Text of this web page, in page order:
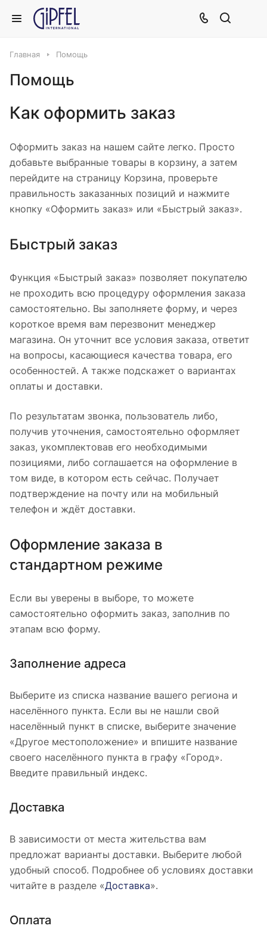
Главная Помощь
Помощь
Как оформить заказ
Оформить заказ на нашем сайте легко. Просто
добавьте выбранные товары в корзину, а затем
перейдите на страницу Корзина, проверьте
правильность заказанных позиций и нажмите
кнопку «Оформить заказ» или «Быстрый заказ».
Быстрый заказ
Функция «Быстрый заказ» позволяет покупателю
не проходить всю процедуру оформления заказа
самостоятельно. Вы заполняете форму, и через
короткое время вам перезвонит менеджер
магазина. Он уточнит все условия заказа, ответит
на вопросы, касающиеся качества товара, его
особенностей. А также подскажет о вариантах
оплаты и доставки.
По результатам звонка, пользователь либо,
получив уточнения, самостоятельно оформляет
заказ, укомплектовав его необходимыми
позициями, либо соглашается на оформление в
том виде, в котором есть сейчас. Получает
подтверждение на почту или на мобильный
телефон и ждёт доставки.
Оформление заказа в
стандартном режиме
Если вы уверены в выборе, то можете
самостоятельно оформить заказ, заполнив по
этапам всю форму.
Заполнение адреса
Выберите из списка название вашего региона и
населённого пункта. Если вы не нашли свой
населённый пункт в списке, выберите значение
«Другое местоположение» и впишите название
своего населённого пункта в графу «Город».
Введите правильный индекс.
Доставка
В зависимости от места жительства вам
предложат варианты доставки. Выберите любой
удобный способ. Подробнее об условиях доставки
читайте в разделе «Доставка».
Оплата